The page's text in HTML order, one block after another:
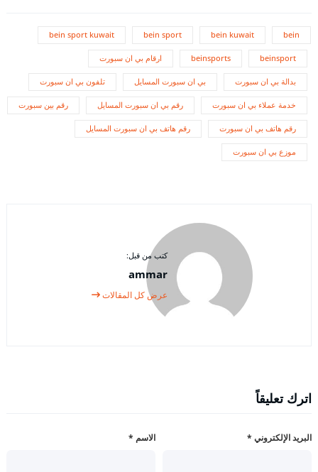
bein
bein kuwait
bein sport
bein sport kuwait
beinsport
beinsports ارقام بي ان سبورت
بدالة بي ان سبورت بي ان سبورت المسايل تلفون بي ان سبورت
خدمة عملاء بي ان سبورت رقم بي ان سبورت المسايل رقم بين سبورت
رقم هاتف بي ان سبورت رقم هاتف بي ان سبورت المسايل
موزع بي ان سبورت
كتب من قبل:
ammar
عرض كل المقالات
اترك تعليقاً
الاسم * البريد الإلكتروني *